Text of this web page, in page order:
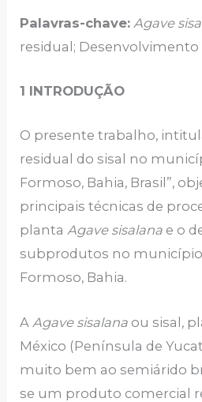
Palavras-chave: Agave
residual;
1 INTRODUÇÃO
O presente trabalho,
residual do sisal no
Formoso, Bahia, Brasil”,
principais técnicas de
plantaAgave sisalana e o
subprodutos no
Formoso, Bahia.
A Agave sisalana ou sisal,
México (Península de
muito bem ao semiárido
se um produto comercial